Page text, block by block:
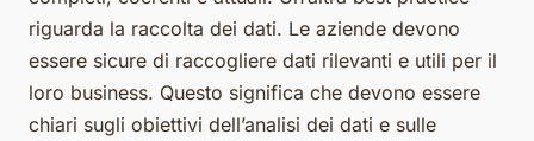
riguarda la raccolta dei dati. Le aziende devono
essere sicure di raccogliere dati rilevanti e utili per il
loro business. Questo significa che devono essere
chiari sugli obiettivi dell’analisi dei dati e sulle